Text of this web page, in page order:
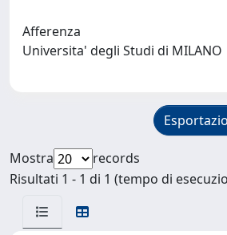
Afferenza
Universita' degli Studi di MILANO
Mostra
records
Risultati 1 - 1 di 1 (tempo di